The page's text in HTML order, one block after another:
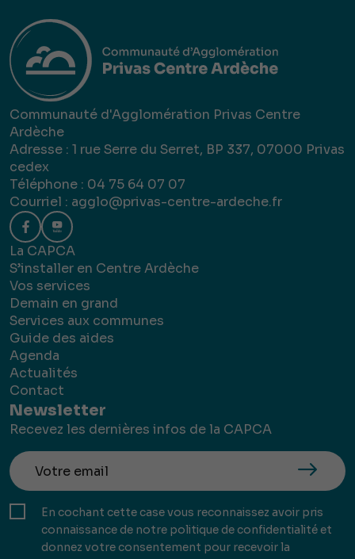
Communauté d'Agglomération Privas Centre
Ardèche
Adresse : 1 rue Serre du Serret, BP 337, 07000 Privas
cedex
Téléphone : 04 75 64 07 07
Courriel : agglo@privas-centre-ardeche.fr
La CAPCA
S’installer en Centre Ardèche
Vos services
Demain en grand
Services aux communes
Guide des aides
Agenda
Actualités
Contact
Newsletter
Recevez les dernières infos de la CAPCA
En cochant cette case vous reconnaissez avoir pris
connaissance de notre politique de confidentialité et
donnez votre consentement pour recevoir la